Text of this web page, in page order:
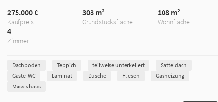
Kaufpreis
275.000 €
Grundstücksfläche
308 m²
Wohnfläche
108 m²
Zimmer
4
Dachboden Teppich teilweise unterkellert
Satteldach
Gäste-WC
Laminat Dusche Fliesen
Gasheizung
Massivhaus